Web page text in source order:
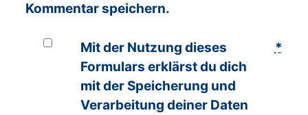
Kommentar speichern.
Mit der Nutzung dieses
Formulars erklärst du dich
mit der Speicherung und
Verarbeitung deiner Daten
*